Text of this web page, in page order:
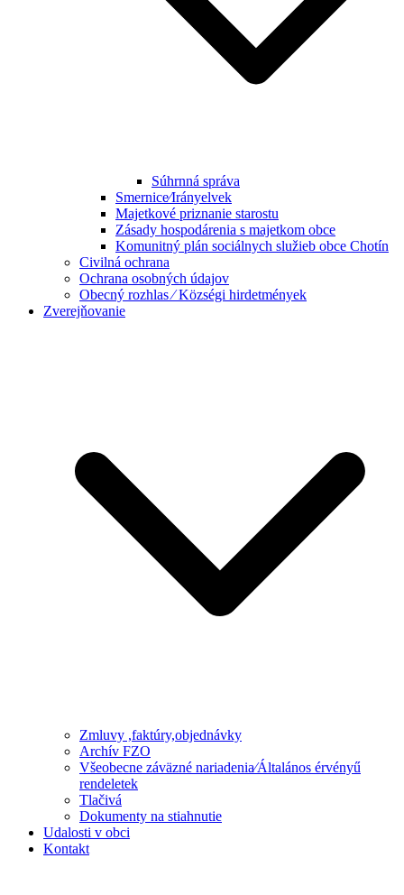
Súhrnná správa
Smernice⁄Irányelvek
Majetkové priznanie starostu
Zásady hospodárenia s majetkom obce
Komunitný plán sociálnych služieb obce Chotín
Civilná ochrana
Ochrana osobných údajov
Obecný rozhlas ⁄ Községi hirdetmények
Zverejňovanie
Zmluvy ,faktúry,objednávky
Archív FZO
Všeobecne záväzné nariadenia⁄Általános érvényű
rendeletek
Tlačivá
Dokumenty na stiahnutie
Udalosti v obci
Kontakt